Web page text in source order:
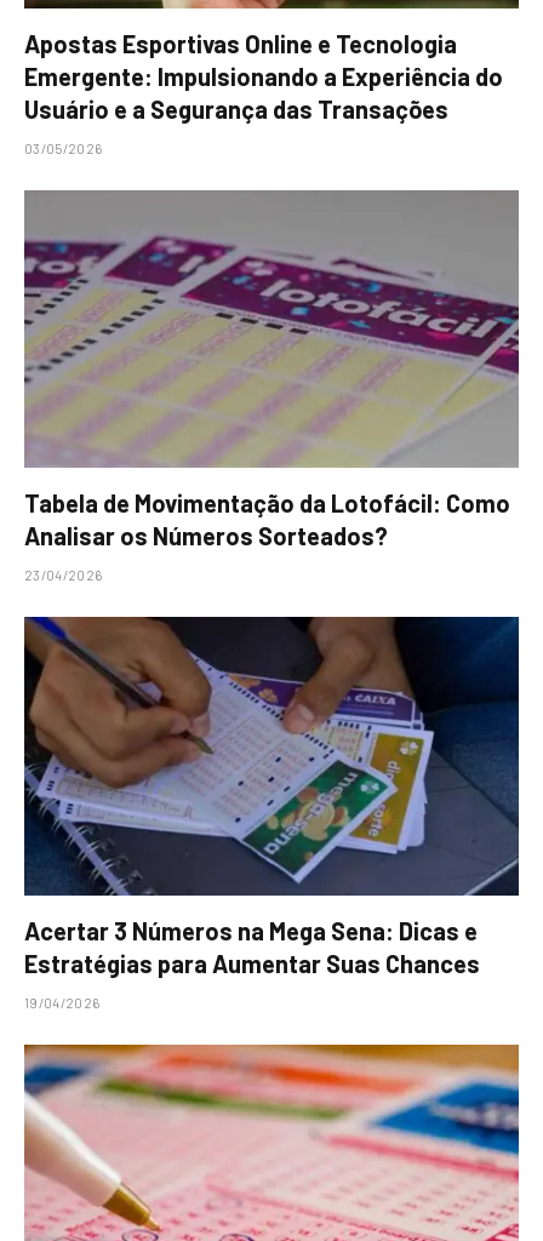
Apostas Esportivas Online e Tecnologia
Emergente: Impulsionando a Experiência do
Usuário e a Segurança das Transações
03/05/2026
Tabela de Movimentação da Lotofácil: Como
Analisar os Números Sorteados?
23/04/2026
Acertar 3 Números na Mega Sena: Dicas e
Estratégias para Aumentar Suas Chances
19/04/2026